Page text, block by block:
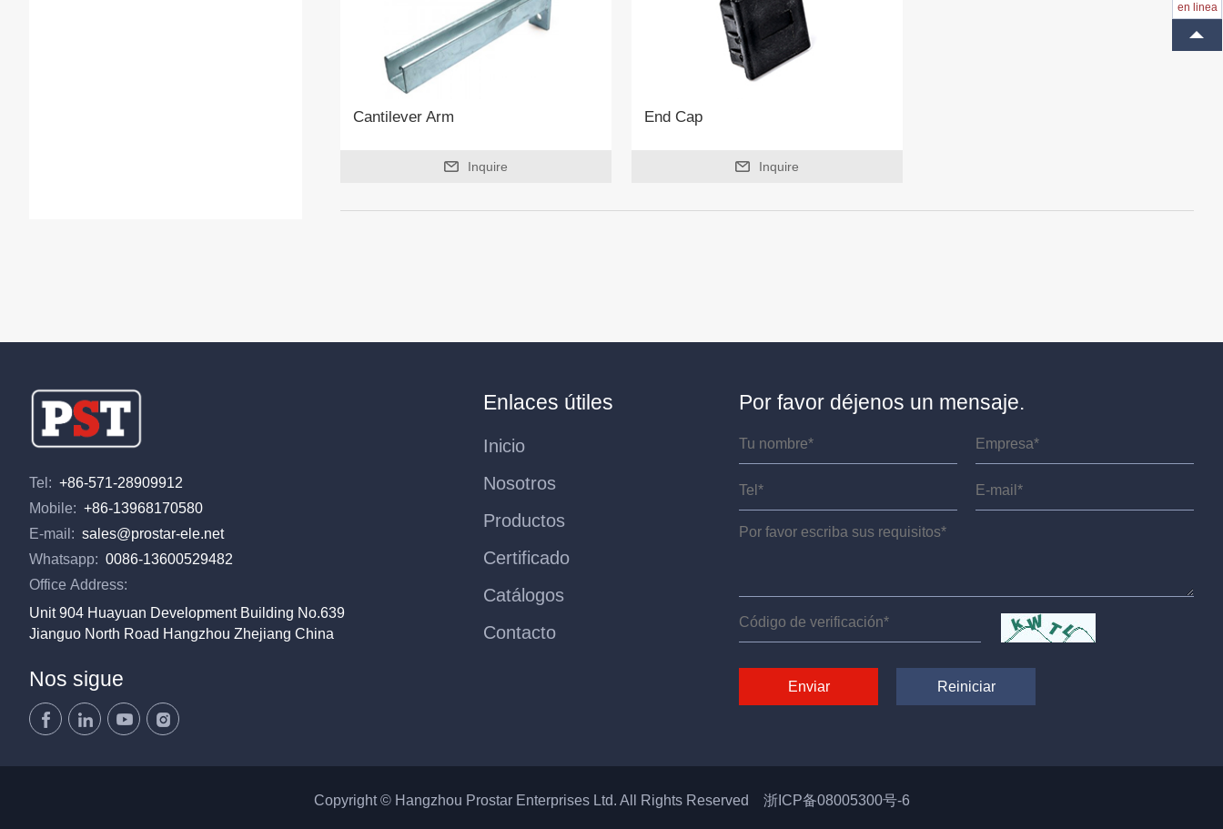
Cantilever Arm
Inquire
End Cap
Inquire
Tel: +86-571-28909912
Mobile: +86-13968170580
E-mail: sales@prostar-ele.net
Whatsapp: 0086-13600529482
Office Address:
Unit 904 Huayuan Development Building No.639
Jianguo North Road Hangzhou Zhejiang China
Nos sigue
Enlaces útiles
Inicio
Nosotros
Productos
Certificado
Catálogos
Contacto
Por favor déjenos un mensaje.
Copyright © Hangzhou Prostar Enterprises Ltd. All Rights Reserved 浙ICP备08005300号-6
en linea